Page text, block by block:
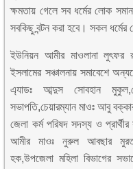
ক্ষমতায় গেলে সব ধর্মের লোক
সবকিছু বন্টন করা হবে। সকল ধর্মের
ইউনিয়ন আমীর মাওলানা লুৎফর
ইসলামের সঞ্চালনায় সমাবেশে
এ্যাডঃ আব্দুস সোবহান
সভাপতি,চেয়ারম্যান মাওঃ আবু
জেলা কর্ম পরিষদ সদস্য ও প্রার্থীর
আমীর মাওঃ নুরুল আবছার
হক,উপজেলা মহিলা বিভাগের